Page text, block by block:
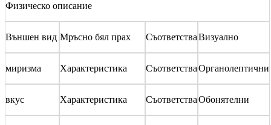
Физическо описание
Външен вид Мръсно бял прах СъответстваВизуално
миризма Характеристика СъответстваОрганолептични
вкус Характеристика СъответстваОбонятелни